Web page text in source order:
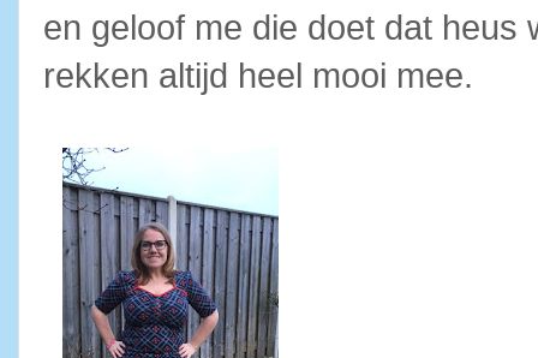
en geloof me die doet dat heus
rekken altijd heel mooi mee.